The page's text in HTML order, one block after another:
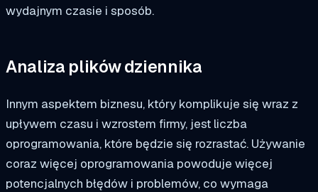
wydajnym czasie i sposób.
Analiza plików dziennika
Innym aspektem biznesu, który komplikuje się wraz z
upływem czasu i wzrostem firmy, jest liczba
oprogramowania, które będzie się rozrastać. Używanie
coraz więcej oprogramowania powoduje więcej
potencjalnych błędów i problemów, co wymaga